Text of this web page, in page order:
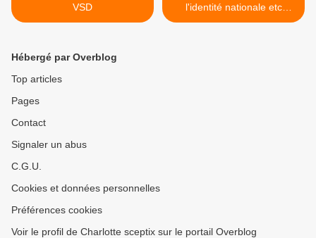
VSD
l'identité nationale etc
(suite) >
Hébergé par Overblog
Top articles
Pages
Contact
Signaler un abus
C.G.U.
Cookies et données personnelles
Préférences cookies
Voir le profil de Charlotte sceptix sur le portail Overblog